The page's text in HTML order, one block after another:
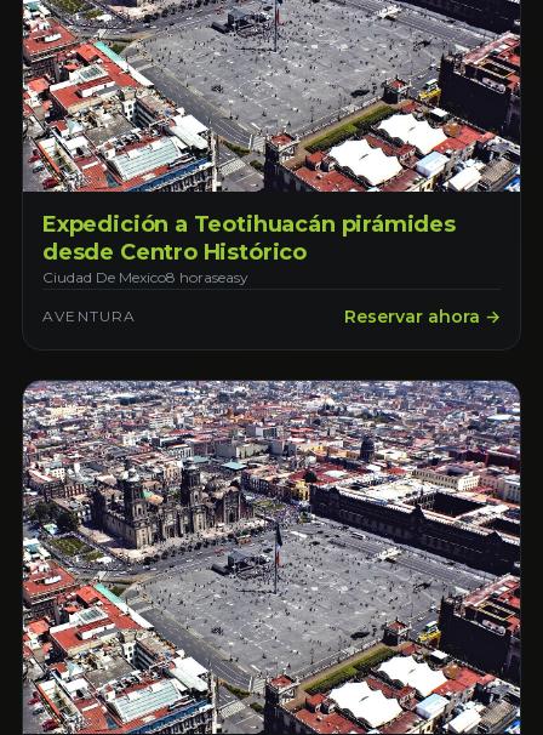
Expedición a Teotihuacán pirámides
desde Centro Histórico
Ciudad De Mexico8 horaseasy
AVENTURA Reservar ahora →